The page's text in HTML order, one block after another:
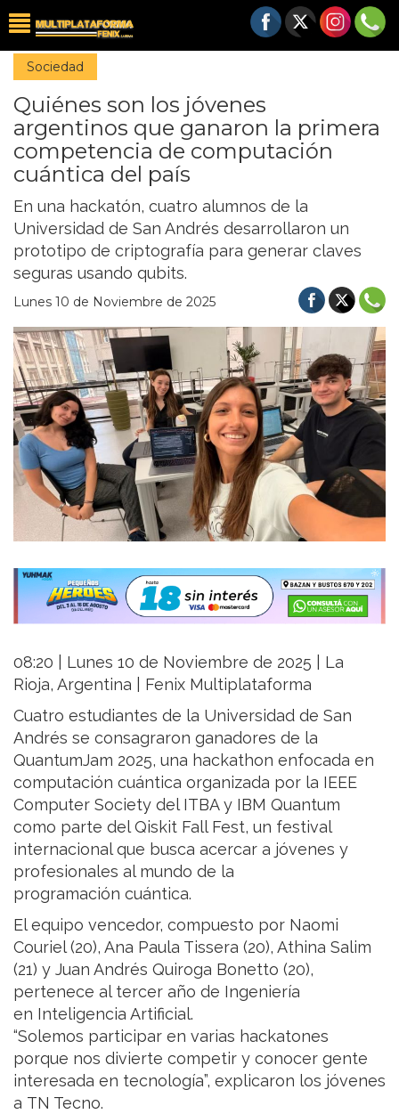
Sociedad
Quiénes son los jóvenes
argentinos que ganaron la primera
competencia de computación
cuántica del país
En una hackatón, cuatro alumnos de la
Universidad de San Andrés desarrollaron un
prototipo de criptografía para generar claves
seguras usando qubits.
Lunes 10 de Noviembre de 2025
08:20 | Lunes 10 de Noviembre de 2025 | La
Rioja, Argentina | Fenix Multiplataforma
Cuatro estudiantes de la Universidad de San
Andrés se consagraron ganadores de la
QuantumJam 2025, una hackathon enfocada en
computación cuántica organizada por la IEEE
Computer Society del ITBA y IBM Quantum
como parte del Qiskit Fall Fest, un festival
internacional que busca acercar a jóvenes y
profesionales al mundo de la
programación cuántica.
El equipo vencedor, compuesto por Naomi
Couriel (20), Ana Paula Tissera (20), Athina Salim
(21) y Juan Andrés Quiroga Bonetto (20),
pertenece al tercer año de Ingeniería
en Inteligencia Artificial.
“Solemos participar en varias hackatones
porque nos divierte competir y conocer gente
interesada en tecnología”, explicaron los jóvenes
a TN Tecno.